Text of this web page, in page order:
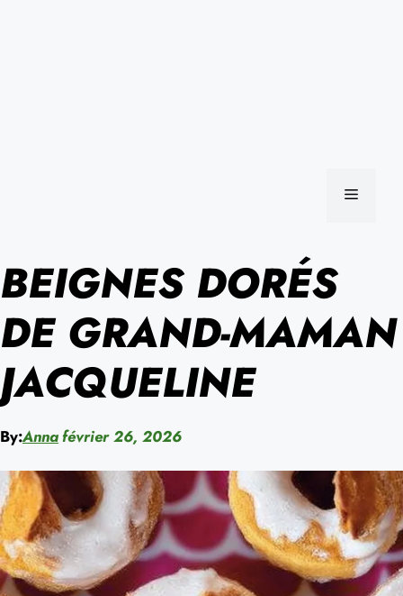
MENU
BEIGNES DORÉS
DE GRAND-MAMAN
JACQUELINE
By:Annafévrier 26, 2026